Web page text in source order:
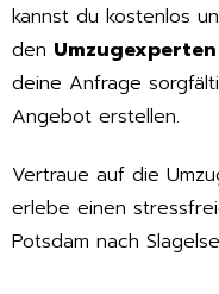
kannst du kostenlos
den
deine Anfrage
Angebot erstellen.
Vertraue auf die
erlebe einen
Potsdam nach